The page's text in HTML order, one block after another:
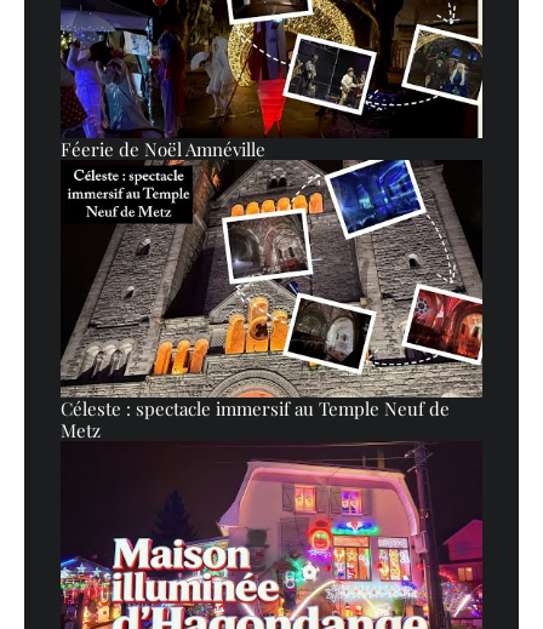
Féerie de Noël Amnéville
Céleste : spectacle immersif au Temple Neuf de
Metz